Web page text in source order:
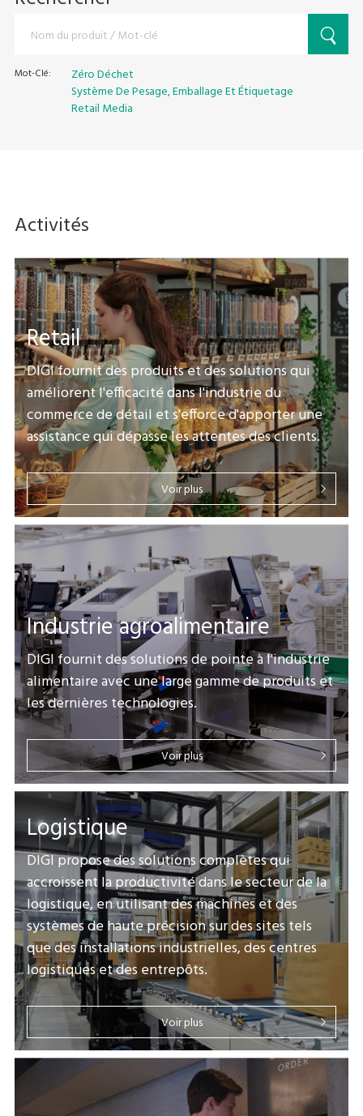
Mot-Clé:
Zéro Déchet
Système De Pesage, Emballage Et Étiquetage
Retail Media
Activités
Retail
DIGI fournit des produits et des solutions qui
améliorent l'efficacité dans l'industrie du
commerce de détail et s'efforce d'apporter une
assistance qui dépasse les attentes des clients.
Voir plus
Industrie agroalimentaire
DIGI fournit des solutions de pointe à l'industrie
alimentaire avec une large gamme de produits et
les dernières technologies.
Voir plus
Logistique
DIGI propose des solutions complètes qui
accroissent la productivité dans le secteur de la
logistique, en utilisant des machines et des
systèmes de haute précision sur des sites tels
que des installations industrielles, des centres
logistiques et des entrepôts.
Voir plus